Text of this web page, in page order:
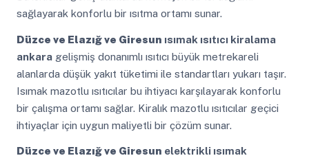
sağlayarak konforlu bir ısıtma ortamı sunar.
Düzce ve Elazığ ve Giresun ısımak ısıtıcı kiralama
ankaragelişmiş donanımlı ısıtıcı büyük metrekareli
alanlarda düşük yakıt tüketimi ile standartları yukarı taşır.
Isımak mazotlu ısıtıcılar bu ihtiyacı karşılayarak konforlu
bir çalışma ortamı sağlar. Kiralık mazotlu ısıtıcılar geçici
ihtiyaçlar için uygun maliyetli bir çözüm sunar.
Düzce ve Elazığ ve Giresun elektrikli ısımak